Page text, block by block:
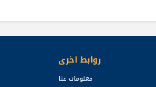
روابط اخرى
معلومات عنا